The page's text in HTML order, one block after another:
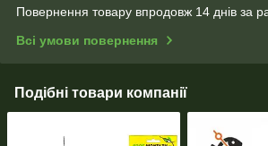
Повернення товару впродовж 14 днів за
Всі умови повернення
Подібні товари компанії